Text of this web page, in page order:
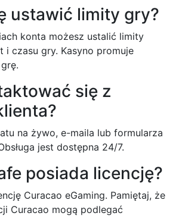
ustawić limity gry?
konta możesz ustalić limity
i czasu gry. Kasyno promuje
się z
na żywo, e-maila lub formularza
jest dostępna 24/7.
posiada licencję?
Curacao eGaming. Pamiętaj, że
Curacao mogą podlegać